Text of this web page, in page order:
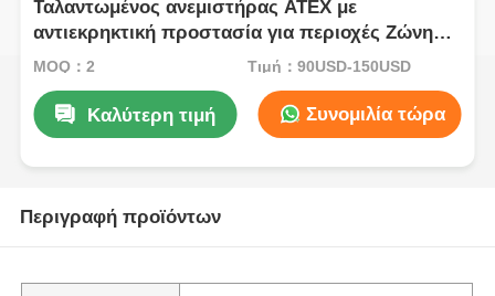
Ταλαντωμένος ανεμιστήρας ATEX με
αντιεκρηκτική προστασία για περιοχές Ζώνης 1
& Ζώνης 2
MOQ：2 Τιμή：90USD-150USD
Καλύτερη τιμή Συνομιλία τώρα
Περιγραφή προϊόντων